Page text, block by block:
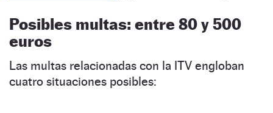
Posibles multas: entre 80 y 500
euros
Las multas relacionadas con la ITV engloban
cuatro situaciones posibles: